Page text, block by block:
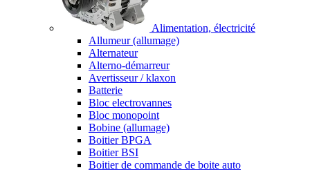
Alimentation, électricité
Allumeur (allumage)
Alternateur
Alterno-démarreur
Avertisseur / klaxon
Batterie
Bloc electrovannes
Bloc monopoint
Bobine (allumage)
Boitier BPGA
Boitier BSI
Boitier de commande de boite auto